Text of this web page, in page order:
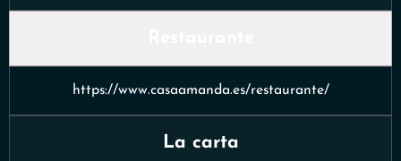
https://www.casaamanda.es/restaurante/
La carta